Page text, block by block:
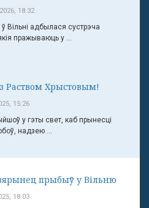
18:32
Вільні адбылася сустрэча
пражываюць у ...
Раством Хрыстовым!
15:26
у гэты свет, каб прынесці
надзею ...
прыбыў у Вільню
18:03